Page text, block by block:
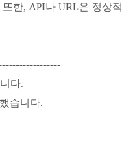
한, API나 URL은 정상적
다.
습니다.